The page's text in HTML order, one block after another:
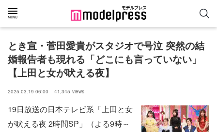
とき宣・菅田愛貴がスタジオで号泣 突然の結
婚報告者も現れる「どこにも言っていない」
【上田と女が吠える夜】
2025.03.19 06:00 41,345 views
19日放送の日本テレビ系「上田と女
が吠える夜 2時間SP」（よる9時～